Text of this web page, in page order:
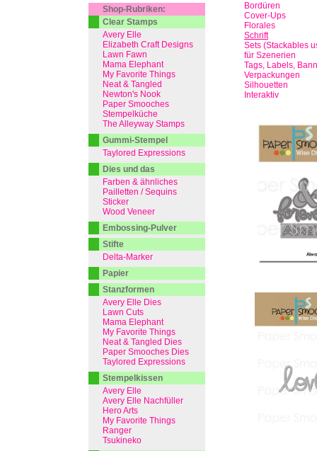
Bordüren
Cover-Ups
Florales
Schrift
Sets (Stackables
für Szenerien
Tags, Labels,
Verpackungen
Silhouetten
Interaktiv
Shop-Rubriken:
Clear Stamps
Avery Elle
Elizabeth Craft Designs
Lawn Fawn
Mama Elephant
My Favorite Things
Neat & Tangled
Newton's Nook
Paper Smooches
Stempelküche
The Alleyway Stamps
Gummi-Stempel
Taylored Expressions
Dies und das
Farben & ähnliches
Pailletten / Sequins
Sticker
Wood Veneer
Embossing-Pulver
Stifte
Delta-Marker
Papier
Stanzformen
Avery Elle Dies
Lawn Cuts
Mama Elephant
My Favorite Things
Neat & Tangled Dies
Paper Smooches Dies
Taylored Expressions
Stempelkissen
Avery Elle
Avery Elle Nachfüller
Hero Arts
My Favorite Things
Ranger
Tsukineko